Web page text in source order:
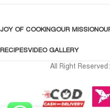
JOY OF COOKINGOUR MISSION
RECIPESVIDEO GALLERY
All Right